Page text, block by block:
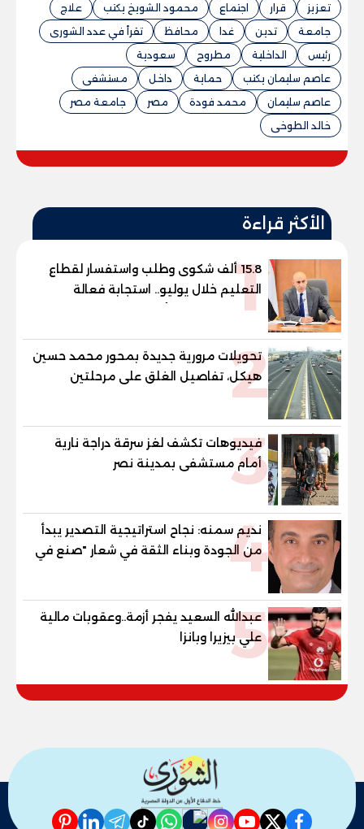
تعزيز
قرار اجتماع محمود الشويخ يكتب
علاج
جامعة
تدين غدا محافظ
تقرأ في عدد الشورى
رئيس
الداخلية مطروح
سعودية
عاصم سليمان يكتب
حماية داخل
مستشفى
عاصم سليمان
محمد فودة مصر
جامعة مصر
خالد الطوخى
الأكثر قراءة
115.8 ألف شكوى وطلب واستفسار لقطاع
التعليم خلال يوليو.. استجابة فعالة
لشكاوى الطلاب وأولياء الأمور
2
تحويلات مرورية جديدة بمحور محمد حسين
هيكل، تفاصيل الغلق على مرحلتين
3
فيديوهات تكشف لغز سرقة دراجة نارية
أمام مستشفى بمدينة نصر
4
نديم سمنه: نجاح استراتيجية التصدير يبدأ
من الجودة وبناء الثقة في شعار "صنع في
مصر"
5
عبدالله السعيد يفجر أزمة..وعقوبات مالية
علي بيزيرا وبانزا